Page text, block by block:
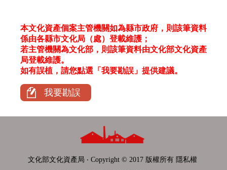
本文化資產個案主管機關如為縣市政府，則該筆資料
係由各縣市文化局（處）登載維護；
若主管機關為文化部，則該筆資料由文化部文化資產
局登載維護。
如有誤植，請您點選「我要勘誤」提供建議。
我要勘誤
文化部文化資產局 ‧ Copyright © 2017 版權所有 隱私權